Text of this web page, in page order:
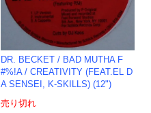
DR. BECKET / BAD MUTHA F
#%!A / CREATIVITY (FEAT.EL D
A SENSEI, K-SKILLS) (12")
売り切れ